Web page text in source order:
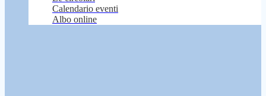
Calendario eventi
Albo online